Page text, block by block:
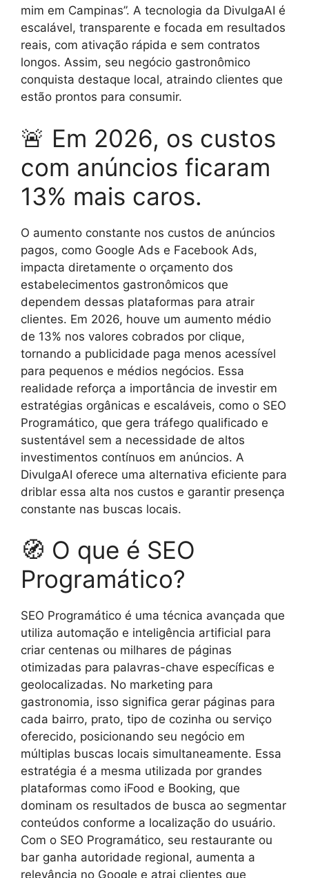
mim em Campinas”. A tecnologia da DivulgaAI é
escalável, transparente e focada em resultados
reais, com ativação rápida e sem contratos
longos. Assim, seu negócio gastronômico
conquista destaque local, atraindo clientes que
estão prontos para consumir.
🚨 Em 2026, os custos
com anúncios ficaram
13% mais caros.
O aumento constante nos custos de anúncios
pagos, como Google Ads e Facebook Ads,
impacta diretamente o orçamento dos
estabelecimentos gastronômicos que
dependem dessas plataformas para atrair
clientes. Em 2026, houve um aumento médio
de 13% nos valores cobrados por clique,
tornando a publicidade paga menos acessível
para pequenos e médios negócios. Essa
realidade reforça a importância de investir em
estratégias orgânicas e escaláveis, como o SEO
Programático, que gera tráfego qualificado e
sustentável sem a necessidade de altos
investimentos contínuos em anúncios. A
DivulgaAI oferece uma alternativa eficiente para
driblar essa alta nos custos e garantir presença
constante nas buscas locais.
🧭 O que é SEO
Programático?
SEO Programático é uma técnica avançada que
utiliza automação e inteligência artificial para
criar centenas ou milhares de páginas
otimizadas para palavras-chave específicas e
geolocalizadas. No marketing para
gastronomia, isso significa gerar páginas para
cada bairro, prato, tipo de cozinha ou serviço
oferecido, posicionando seu negócio em
múltiplas buscas locais simultaneamente. Essa
estratégia é a mesma utilizada por grandes
plataformas como iFood e Booking, que
dominam os resultados de busca ao segmentar
conteúdos conforme a localização do usuário.
Com o SEO Programático, seu restaurante ou
bar ganha autoridade regional, aumenta a
relevância no Google e atrai clientes que